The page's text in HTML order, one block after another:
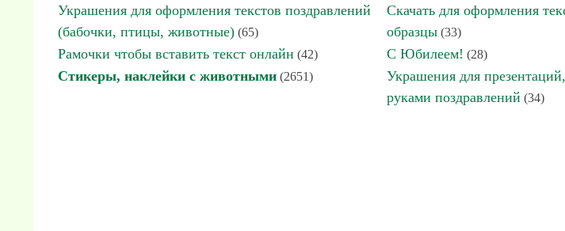
Украшения для оформления текстов поздравлений
(бабочки, птицы, животные) (65)
Скачать для оформления
образцы (33)
Рамочки чтобы вставить текст онлайн (42) С Юбилеем! (28)
Стикеры, наклейки с животными (2651)
Украшения для
руками поздравлений (34)